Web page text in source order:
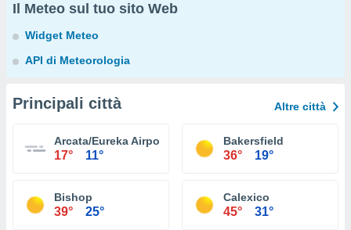
Il Meteo sul tuo sito Web
Widget Meteo
API di Meteorologia
Principali città Altre città
Arcata/Eureka Airport
17° 11°
Bakersfield
36° 19°
Bishop
39° 25°
Calexico
45° 31°